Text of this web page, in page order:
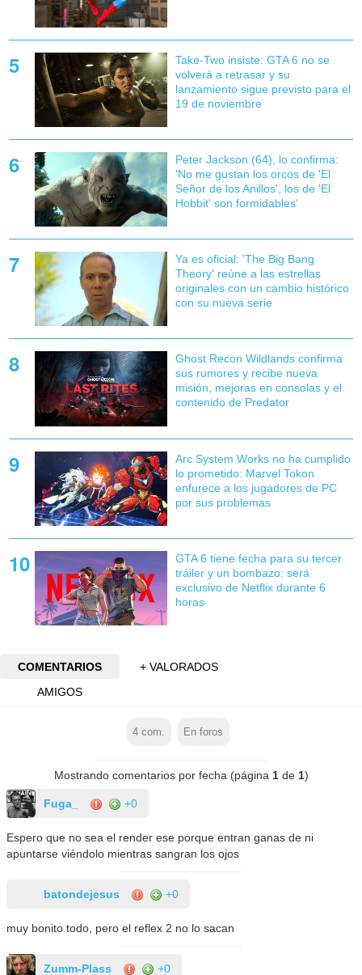
Take-Two insiste: GTA 6 no se
volverá a retrasar y su
lanzamiento sigue previsto para el
19 de noviembre
Peter Jackson (64), lo confirma:
'No me gustan los orcos de 'El
Señor de los Anillos', los de 'El
Hobbit' son formidables'
Ya es oficial: 'The Big Bang
Theory' reúne a las estrellas
originales con un cambio histórico
con su nueva serie
Ghost Recon Wildlands confirma
sus rumores y recibe nueva
misión, mejoras en consolas y el
contenido de Predator
Arc System Works no ha cumplido
lo prometido: Marvel Tokon
enfurece a los jugadores de PC
por sus problemas
GTA 6 tiene fecha para su tercer
tráiler y un bombazo: será
exclusivo de Netflix durante 6
horas
COMENTARIOS
+ VALORADOS
AMIGOS
4 com. En foros
Mostrando comentarios por fecha (página 1de 1)
Fuga_ +0
Espero que no sea el render ese porque entran ganas de ni
apuntarse viéndolo mientras sangran los ojos
batondejesus +0
muy bonito todo, pero el reflex 2 no lo sacan
Zumm-Plass +0